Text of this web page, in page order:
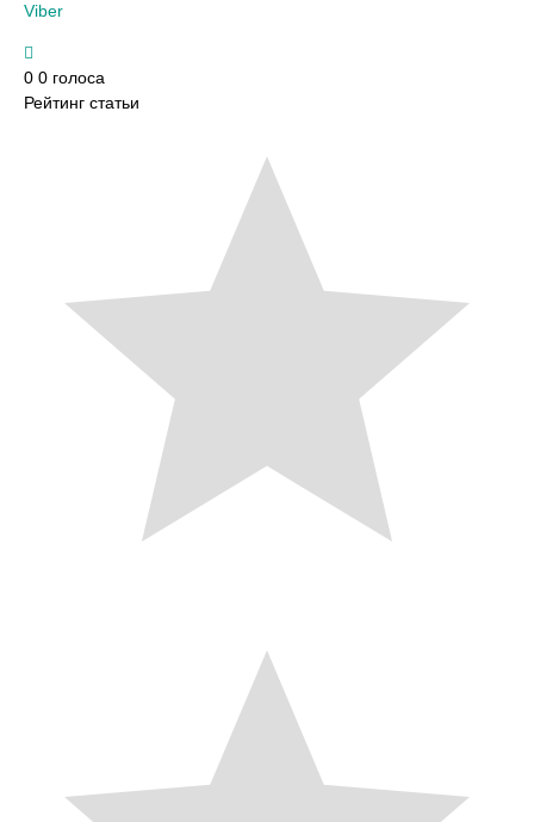
Viber
0 0 голоса
Рейтинг статьи